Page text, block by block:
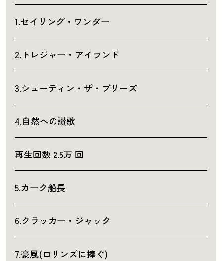
1.セイリング・ワンダー
2.トレジャー・アイランド
3.シューティン・ザ・ブリーズ
4.自然への讃歌
再生回数 2.5万 回
5.カーク船長
6.クラッカー・ジャック
7.豪風(ロリンズに捧ぐ)